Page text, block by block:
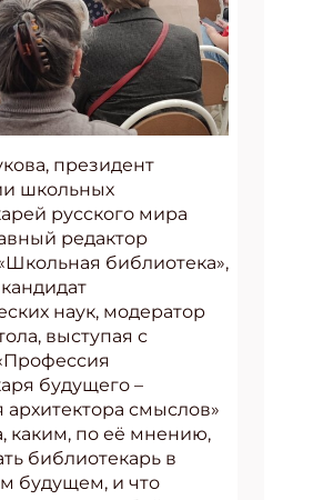
президент
школьных
русского мира
редактор
библиотека»,
наук, модератор
выступая с
будущего –
смыслов»
каким, по её мнению,
библиотекарь в
будущем, и что